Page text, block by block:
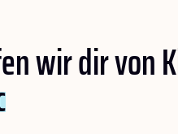
wir dir von